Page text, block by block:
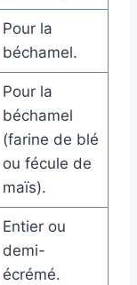
Pour la
béchamel.
Pour la
béchamel
(farine de blé
ou fécule de
maïs).
Entier ou
demi-
écrémé.